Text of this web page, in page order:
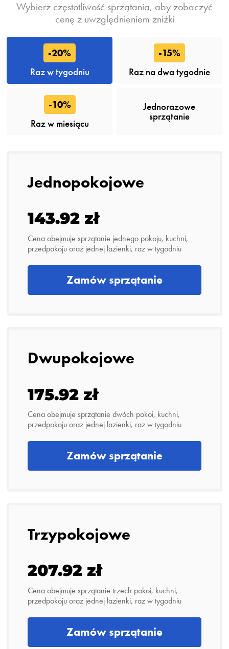
Wybierz częstotliwość sprzątania, aby zobaczyć
cenę z uwzględnieniem zniżki
-20%
Raz w tygodniu
-15%
Raz na dwa tygodnie
-10%
Raz w miesiącu
Jednorazowe
sprzątanie
Jednopokojowe
143.92 zł
Cena obejmuje sprzątanie jednego pokoju, kuchni,
przedpokoju oraz jednej łazienki, raz w tygodniu
Zamów sprzątanie
Dwupokojowe
175.92 zł
Cena obejmuje sprzątanie dwóch pokoi, kuchni,
przedpokoju oraz jednej łazienki, raz w tygodniu
Zamów sprzątanie
Trzypokojowe
207.92 zł
Cena obejmuje sprzątanie trzech pokoi, kuchni,
przedpokoju oraz jednej łazienki, raz w tygodniu
Zamów sprzątanie